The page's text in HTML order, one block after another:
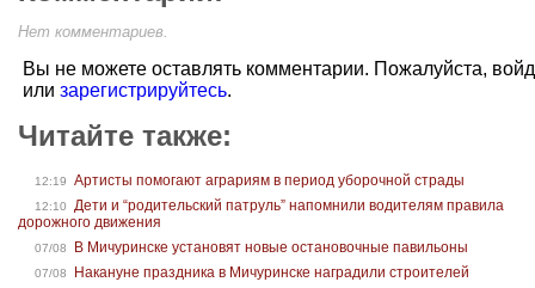
Нет комментариев.
Вы не можете оставлять комментарии. Пожалуйста,
или зарегистрируйтесь.
Читайте также:
12:19 Артисты помогают аграриям в период уборочной страды
12:10
Дети и “родительский патруль” напомнили водителям правила
дорожного движения
07/08 В Мичуринске установят новые остановочные павильоны
07/08 Накануне праздника в Мичуринске наградили строителей